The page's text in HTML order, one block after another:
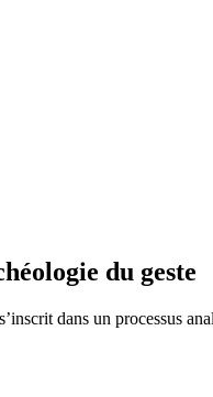
du geste
s’inscrit dans un processus